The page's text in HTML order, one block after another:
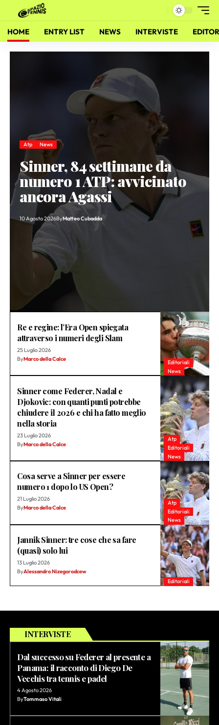
HOME ENTRY LIST NEWS INTERVISTE
Atp News
Sinner, 84 settimane da
numero 1 ATP: avvicinato
ancora Agassi
10 Agosto 2026ByMatteo Cubadda
Editoriali
News
Re e regine: l’Era Open spiegata
attraverso i numeri degli Slam
25 Luglio 2026
ByMarco della Calce
Atp
Editoriali
News
Sinner come Federer, Nadal e
Djokovic: con quanti punti potrebbe
chiudere il 2026 e chi ha fatto meglio
nella storia
23 Luglio 2026
ByMarco della Calce
Atp
Editoriali
News
Cosa serve a Sinner per essere
numero 1 dopo lo US Open?
21 Luglio 2026
ByMarco della Calce
Editoriali
Jannik Sinner: tre cose che sa fare
(quasi) solo lui
13 Luglio 2026
ByAlessandro Nizegorodcew
INTERVISTE
Dal successo su Federer al presente a
Panama: il racconto di Diego De
Vecchis tra tennis e padel
4 Agosto 2026
ByTommaso Vitali